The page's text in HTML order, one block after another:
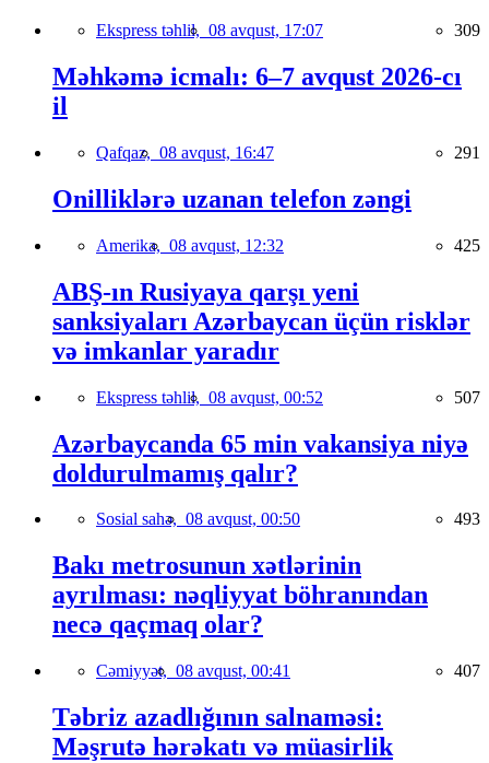
Ekspress təhlil, 08 avqust, 17:07 309
Məhkəmə icmalı: 6–7 avqust 2026-cı
il
Qafqaz, 08 avqust, 16:47 291
Onilliklərə uzanan telefon zəngi
Amerika, 08 avqust, 12:32 425
ABŞ-ın Rusiyaya qarşı yeni
sanksiyaları Azərbaycan üçün risklər
və imkanlar yaradır
Ekspress təhlil, 08 avqust, 00:52 507
Azərbaycanda 65 min vakansiya niyə
doldurulmamış qalır?
Sosial sahə, 08 avqust, 00:50 493
Bakı metrosunun xətlərinin
ayrılması: nəqliyyat böhranından
necə qaçmaq olar?
Cəmiyyət, 08 avqust, 00:41 407
Təbriz azadlığının salnaməsi:
Məşrutə hərəkatı və müasirlik